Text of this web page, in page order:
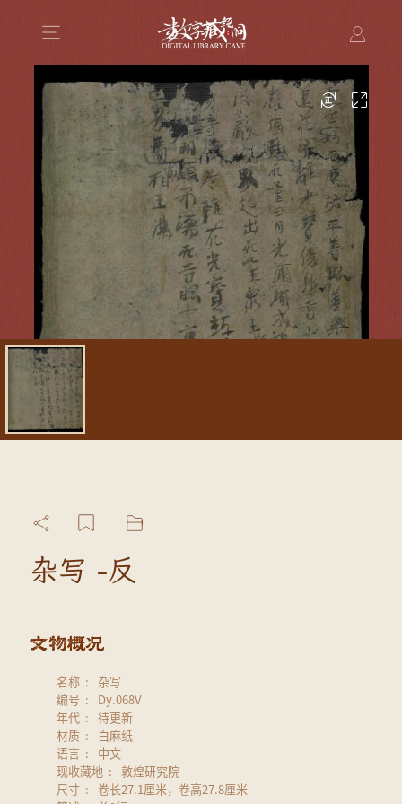
杂写 -反
名称
杂写
编号
Dy.068V
年代
待更新
材质
白麻纸
语言
中文
现收藏地
敦煌研究院
尺寸
卷长27.1厘米，卷高27.8厘米